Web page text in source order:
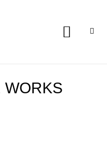
WORKS